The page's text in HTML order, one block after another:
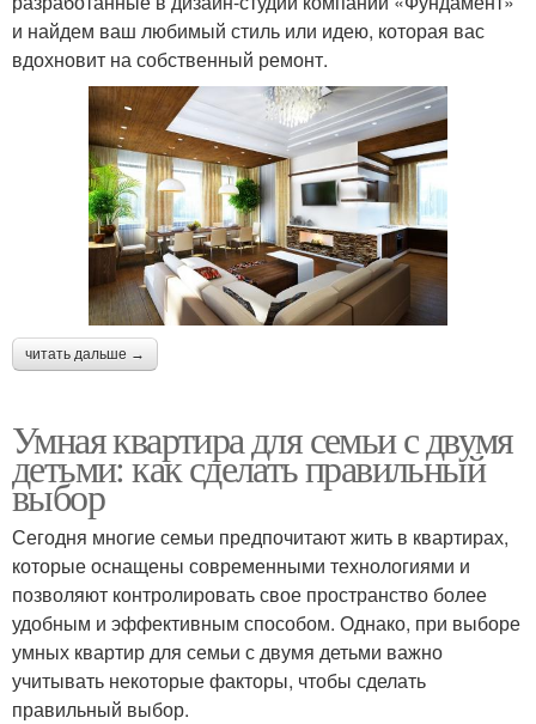
и найдем ваш любимый стиль или идею, которая вас
вдохновит на собственный ремонт.
читать дальше →
Умная квартира для семьи с двумя
детьми: как сделать правильный
выбор
Сегодня многие семьи предпочитают жить в квартирах,
которые оснащены современными технологиями и
позволяют контролировать свое пространство более
удобным и эффективным способом. Однако, при выборе
умных квартир для семьи с двумя детьми важно
учитывать некоторые факторы, чтобы сделать
правильный выбор.